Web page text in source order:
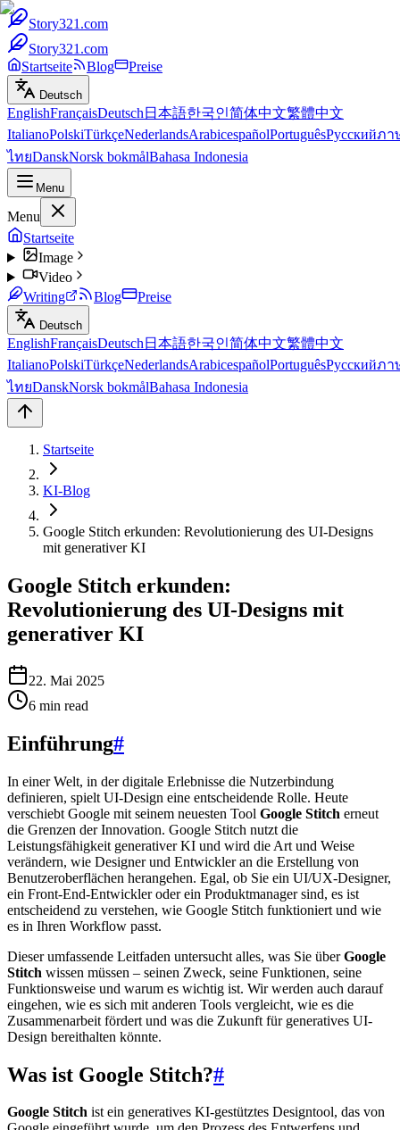
Story321.com
Story321.com
Startseite
Blog Preise
Deutsch
EnglishFrançaisDeutsch 日本語한국인简体中文繁體中文
ItalianoPolskiTürkçeNederlandsArabicespañolPortuguêsРусскийภา
ไทยDanskNorsk bokmålBahasa Indonesia
Menu
Menu
Startseite
Image
Video
Writing
Blog Preise
Deutsch
EnglishFrançaisDeutsch 日本語한국인简体中文繁體中文
ItalianoPolskiTürkçeNederlandsArabicespañolPortuguêsРусскийภา
ไทยDanskNorsk bokmålBahasa Indonesia
Startseite
KI-Blog
Google Stitch erkunden: Revolutionierung des UI-Designs
mit generativer KI
Google Stitch erkunden:
Revolutionierung des UI-Designs mit
generativer KI
22. Mai 2025
6 min read
Einführung#
In einer Welt, in der digitale Erlebnisse die Nutzerbindung
definieren, spielt UI-Design eine entscheidende Rolle. Heute
verschiebt Google mit seinem neuesten Tool Google Stitch erneut
die Grenzen der Innovation. Google Stitch nutzt die
Leistungsfähigkeit generativer KI und wird die Art und Weise
verändern, wie Designer und Entwickler an die Erstellung von
Benutzeroberflächen herangehen. Egal, ob Sie ein UI/UX-Designer,
ein Front-End-Entwickler oder ein Produktmanager sind, es ist
entscheidend zu verstehen, wie Google Stitch funktioniert und wie
es in Ihren Workflow passt.
Dieser umfassende Leitfaden untersucht alles, was Sie überGoogle
Stitch wissen müssen – seinen Zweck, seine Funktionen, seine
Funktionsweise und warum es wichtig ist. Wir werden auch darauf
eingehen, wie es sich mit anderen Tools vergleicht, wie es die
Zusammenarbeit fördert und was die Zukunft für generatives UI-
Design bereithalten könnte.
Was ist Google Stitch?#
Google Stitch ist ein generatives KI-gestütztes Designtool, das von